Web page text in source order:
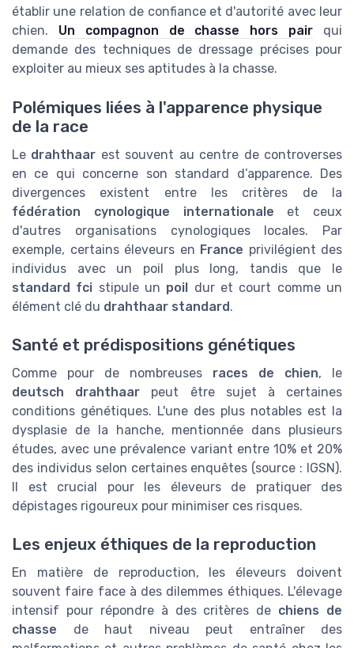
établir une relation de confiance et d'autorité avec leur
chien. Un compagnon de chasse hors pair qui
demande des techniques de dressage précises pour
exploiter au mieux ses aptitudes à la chasse.
Polémiques liées à l'apparence physique
de la race
Le drahthaar est souvent au centre de controverses
en ce qui concerne son standard d’apparence. Des
divergences existent entre les critères de la
fédération cynologique internationale et ceux
d'autres organisations cynologiques locales. Par
exemple, certains éleveurs en France privilégient des
individus avec un poil plus long, tandis que le
standard fci stipule un poil dur et court comme un
élément clé du drahthaar standard.
Santé et prédispositions génétiques
Comme pour de nombreuses races de chien, le
deutsch drahthaar peut être sujet à certaines
conditions génétiques. L'une des plus notables est la
dysplasie de la hanche, mentionnée dans plusieurs
études, avec une prévalence variant entre 10% et 20%
des individus selon certaines enquêtes (source : IGSN).
Il est crucial pour les éleveurs de pratiquer des
dépistages rigoureux pour minimiser ces risques.
Les enjeux éthiques de la reproduction
En matière de reproduction, les éleveurs doivent
souvent faire face à des dilemmes éthiques. L'élevage
intensif pour répondre à des critères de chiens de
chasse de haut niveau peut entraîner des